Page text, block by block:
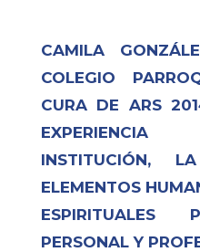
CAMILA
COLEGIO
CURA DE ARS
INSTITUCIÓN,
ELEMENTOS
PERSONAL Y